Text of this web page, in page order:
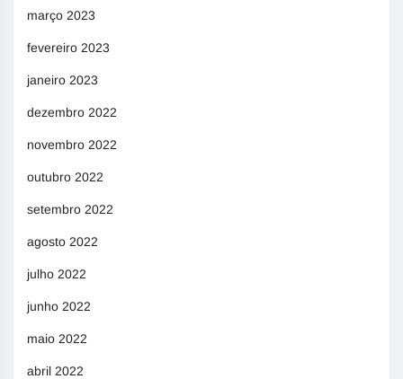
março 2023
fevereiro 2023
janeiro 2023
dezembro 2022
novembro 2022
outubro 2022
setembro 2022
agosto 2022
julho 2022
junho 2022
maio 2022
abril 2022